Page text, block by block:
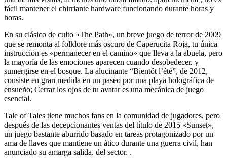
fácil mantener el chirriante hardware funcionando durante horas y
horas.
En su clásico de culto «The Path», un breve juego de terror de 2009
que se remonta al folklore más oscuro de Caperucita Roja, tu única
instrucción es «permanecer en el camino» que lleva a la abuela, pero
la mayoría de las emociones aparecen cuando desobedecer. y
sumergirse en el bosque. La alucinante “Bientôt l’été”, de 2012,
consiste en gran medida en un paseo por una playa holográfica de
ensueño; Cerrar los ojos de tu avatar es una mecánica de juego
esencial.
Tale of Tales tiene muchos fans en la comunidad de jugadores, pero
después de las decepcionantes ventas del título de 2015 «Sunset»,
un juego bastante aburrido basado en tareas protagonizado por un
ama de llaves que mantiene un ático durante una guerra civil, han
anunciado su amarga salida. del sector. .